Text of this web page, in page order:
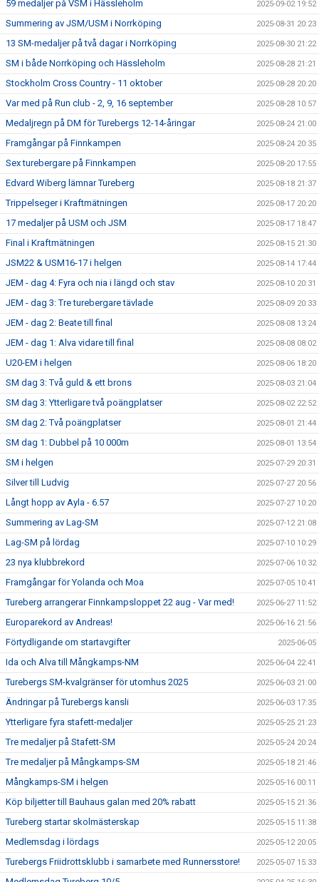
59 medaljer på VSM i Hässleholm 2025-09-02 19:52
Summering av JSM/USM i Norrköping 2025-08-31 20:23
13 SM-medaljer på två dagar i Norrköping 2025-08-30 21:22
SM i både Norrköping och Hässleholm 2025-08-28 21:21
Stockholm Cross Country - 11 oktober 2025-08-28 20:20
Var med på Run club - 2, 9, 16 september 2025-08-28 10:57
Medaljregn på DM för Turebergs 12-14-åringar 2025-08-24 21:00
Framgångar på Finnkampen 2025-08-24 20:35
Sex turebergare på Finnkampen 2025-08-20 17:55
Edvard Wiberg lämnar Tureberg 2025-08-18 21:37
Trippelseger i Kraftmätningen 2025-08-17 20:20
17 medaljer på USM och JSM 2025-08-17 18:47
Final i Kraftmätningen 2025-08-15 21:30
JSM22 & USM16-17 i helgen 2025-08-14 17:44
JEM - dag 4: Fyra och nia i längd och stav 2025-08-10 20:31
JEM - dag 3: Tre turebergare tävlade 2025-08-09 20:33
JEM - dag 2: Beate till final 2025-08-08 13:24
JEM - dag 1: Alva vidare till final 2025-08-08 08:02
U20-EM i helgen 2025-08-06 18:20
SM dag 3: Två guld & ett brons 2025-08-03 21:04
SM dag 3: Ytterligare två poängplatser 2025-08-02 22:52
SM dag 2: Två poängplatser 2025-08-01 21:44
SM dag 1: Dubbel på 10 000m 2025-08-01 13:54
SM i helgen 2025-07-29 20:31
Silver till Ludvig 2025-07-27 20:56
Långt hopp av Ayla - 6.57 2025-07-27 10:20
Summering av Lag-SM 2025-07-12 21:08
Lag-SM på lördag 2025-07-10 10:29
23 nya klubbrekord 2025-07-06 10:32
Framgångar för Yolanda och Moa 2025-07-05 10:41
Tureberg arrangerar Finnkampsloppet 22 aug - Var med! 2025-06-27 11:52
Europarekord av Andreas! 2025-06-16 21:56
Förtydligande om startavgifter 2025-06-05
Ida och Alva till Mångkamps-NM 2025-06-04 22:41
Turebergs SM-kvalgränser för utomhus 2025 2025-06-03 21:00
Ändringar på Turebergs kansli 2025-06-03 17:35
Ytterligare fyra stafett-medaljer 2025-05-25 21:23
Tre medaljer på Stafett-SM 2025-05-24 20:24
Tre medaljer på Mångkamps-SM 2025-05-18 21:46
Mångkamps-SM i helgen 2025-05-16 00:11
Köp biljetter till Bauhaus galan med 20% rabatt 2025-05-15 21:36
Tureberg startar skolmästerskap 2025-05-15 11:38
Medlemsdag i lördags 2025-05-12 20:05
Turebergs Friidrottsklubb i samarbete med Runnersstore! 2025-05-07 15:33